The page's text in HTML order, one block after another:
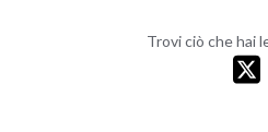
Trovi ciò che hai